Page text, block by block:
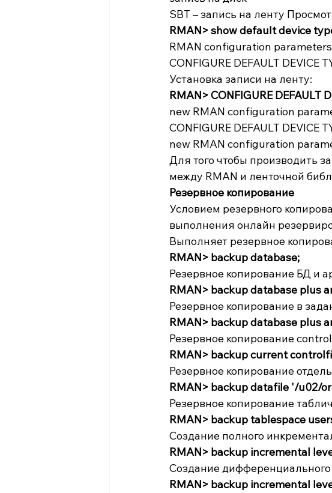
SBT – запись на ленту
RMAN> show default device
RMAN configuration
CONFIGURE DEFAULT DEVICE
Установка записи на ленту:
RMAN> CONFIGURE DEFAULT
new RMAN configuration
CONFIGURE DEFAULT DEVICE
new RMAN configuration
Для того чтобы производить
между RMAN и ленточной
Резервное копирование
Условием резервного
выполнения онлайн
Выполняет резервное
RMAN> backup database;
Резервное копирование БД и
RMAN> backup database plus
Резервное копирование в
RMAN> backup database plus
Резервное копирование
RMAN> backup current
Резервное копирование
RMAN> backup datafile '/u02/
Резервное копирование
RMAN> backup tablespace
Создание полного
RMAN> backup incremental
Создание
RMAN> backup incremental